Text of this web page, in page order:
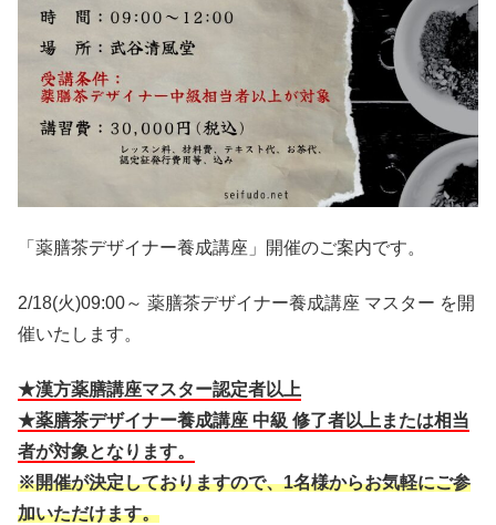
「薬膳茶デザイナー養成講座」開催のご案内です。
2/18(火)09:00～ 薬膳茶デザイナー養成講座 マスター を開
催いたします。
★漢方薬膳講座マスター認定者以上
★薬膳茶デザイナー養成講座 中級 修了者以上または相当
者が対象となります。
※開催が決定しておりますので、1名様からお気軽にご参
加いただけます。